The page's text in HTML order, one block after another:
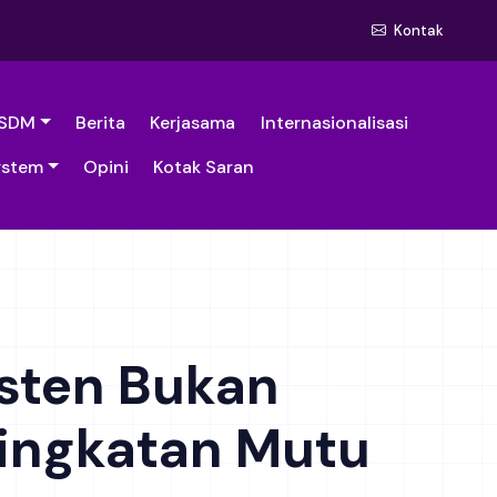
Kontak
Berita Kerjasama
Internasionalisasi
Opini Kotak Saran
Bukan
Mutu